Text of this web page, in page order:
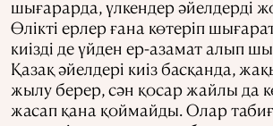
шығарарда, үлкендер әйелдерді
Өлікті ерлер ғана көтеріп
киізді де үйден ер-азамат алып
Қазақ әйелдері киіз басқанда,
жылу берер, сән қосар жайлы да
жасап қана қоймайды. Олар